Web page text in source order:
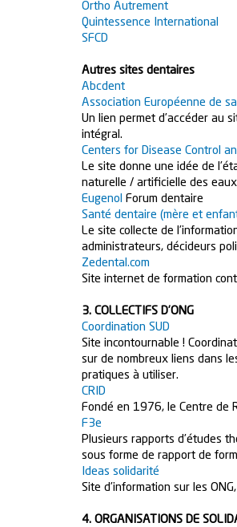
Ortho Autrement
Quintessence International
SFCD
Autres sites dentaires
Abcdent
Association Européenne de
Un lien permet d’accéder au
intégral.
Centers for Disease Control
Le site donne une idée de
naturelle / artificielle des
Eugenol Forum dentaire
Santé dentaire (mère et
Le site collecte de
administrateurs, décideurs
Zedental.com
Site internet de formation
3. COLLECTIFS D’ONG
Coordination SUD
Site incontournable !
sur de nombreux liens dans
pratiques à utiliser.
CRID
Fondé en 1976, le Centre de
F3e
Plusieurs rapports d’études
sous forme de rapport de
Ideas solidarité
Site d’information sur les
4. ORGANISATIONS DE